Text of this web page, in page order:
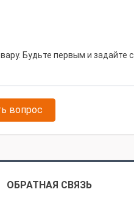
Будьте первым и задайте
вопрос
ОБРАТНАЯ СВЯЗЬ